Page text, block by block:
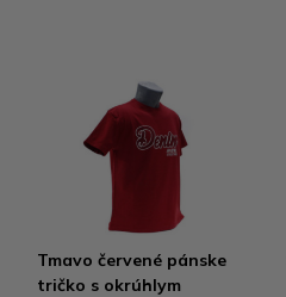
Tmavo červené pánske
tričko s okrúhlym